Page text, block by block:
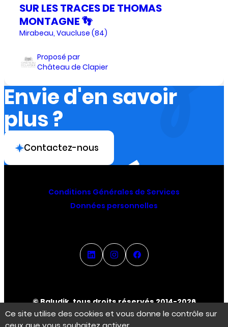
SUR LES TRACES DE THOMAS
MONTAGNE 👣
Mirabeau, Vaucluse (84)
Proposé par
Château de Clapier
Envie d'en savoir
plus ?
Contactez-nous
Conditions Générales de Services
Données personnelles
© Baludik, tous droits réservés 2014-2026
Ce site utilise des cookies et vous donne le contrôle sur